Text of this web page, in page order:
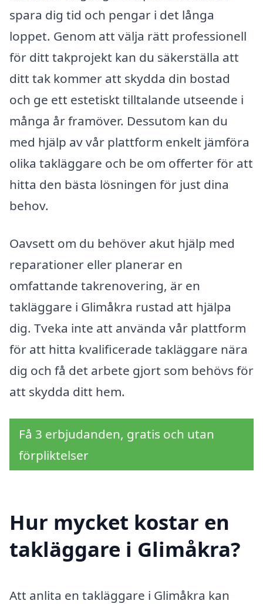
spara dig tid och pengar i det långa
loppet. Genom att välja rätt professionell
för ditt takprojekt kan du säkerställa att
ditt tak kommer att skydda din bostad
och ge ett estetiskt tilltalande utseende i
många år framöver. Dessutom kan du
med hjälp av vår plattform enkelt jämföra
olika takläggare och be om offerter för att
hitta den bästa lösningen för just dina
behov.
Oavsett om du behöver akut hjälp med
reparationer eller planerar en
omfattande takrenovering, är en
takläggare i Glimåkra rustad att hjälpa
dig. Tveka inte att använda vår plattform
för att hitta kvalificerade takläggare nära
dig och få det arbete gjort som behövs för
att skydda ditt hem.
Få 3 erbjudanden, gratis och utan
förpliktelser
Hur mycket kostar en
takläggare i Glimåkra?
Att anlita en takläggare i Glimåkra kan